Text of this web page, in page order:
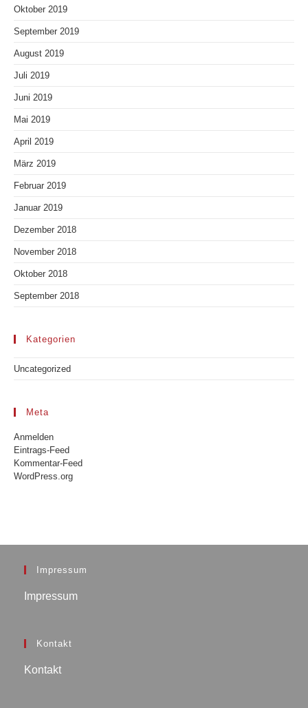
Oktober 2019
September 2019
August 2019
Juli 2019
Juni 2019
Mai 2019
April 2019
März 2019
Februar 2019
Januar 2019
Dezember 2018
November 2018
Oktober 2018
September 2018
Kategorien
Uncategorized
Meta
Anmelden
Eintrags-Feed
Kommentar-Feed
WordPress.org
Impressum
Impressum
Kontakt
Kontakt